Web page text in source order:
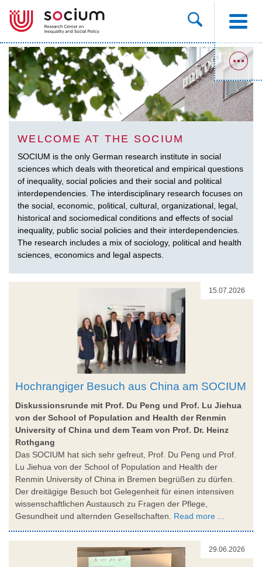
WELCOME AT THE SOCIUM
SOCIUM is the only German research institute in social
sciences which deals with theoretical and empirical questions
of inequality, social policies and their social and political
interdependencies. The interdisciplinary research focuses on
the social, economic, political, cultural, organizational, legal,
historical and sociomedical conditions and effects of social
inequality, public social policies and their interdependencies.
The research includes a mix of sociology, political and health
sciences, economics and legal aspects.
15.07.2026
Hochrangiger Besuch aus China am SOCIUM
Diskussionsrunde mit Prof. Du Peng und Prof. Lu Jiehua
von der School of Population and Health der Renmin
University of China und dem Team von Prof. Dr. Heinz
Rothgang
Das SOCIUM hat sich sehr gefreut, Prof. Du Peng und Prof.
Lu Jiehua von der School of Population and Health der
Renmin University of China in Bremen begrüßen zu dürfen.
Der dreitägige Besuch bot Gelegenheit für einen intensiven
wissenschaftlichen Austausch zu Fragen der Pflege,
Gesundheit und alternden Gesellschaften. Read more ...
29.06.2026